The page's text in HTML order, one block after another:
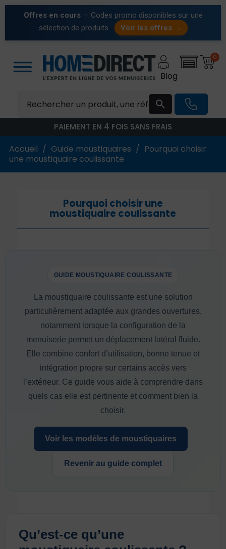
Offres en cours — Codes promo disponibles sur une
sélection de produits
Voir les offres →

0
Blog
PAIEMENT EN 4 FOIS SANS FRAIS
Accueil Guide moustiquaires
Pourquoi choisir
une moustiquaire coulissante
Pourquoi choisir une
moustiquaire coulissante
GUIDE MOUSTIQUAIRE COULISSANTE
La moustiquaire coulissante est une solution
particulièrement adaptée aux grandes ouvertures,
notamment lorsque la configuration de la
menuiserie permet un déplacement latéral fluide.
Elle combine confort d’utilisation, bonne tenue et
intégration propre sur certains accès vers
l’extérieur. Ce guide vous aide à comprendre dans
quels cas elle est pertinente et comment bien la
choisir.
Voir les modèles de moustiquaires
Revenir au guide complet
Qu’est-ce qu’une